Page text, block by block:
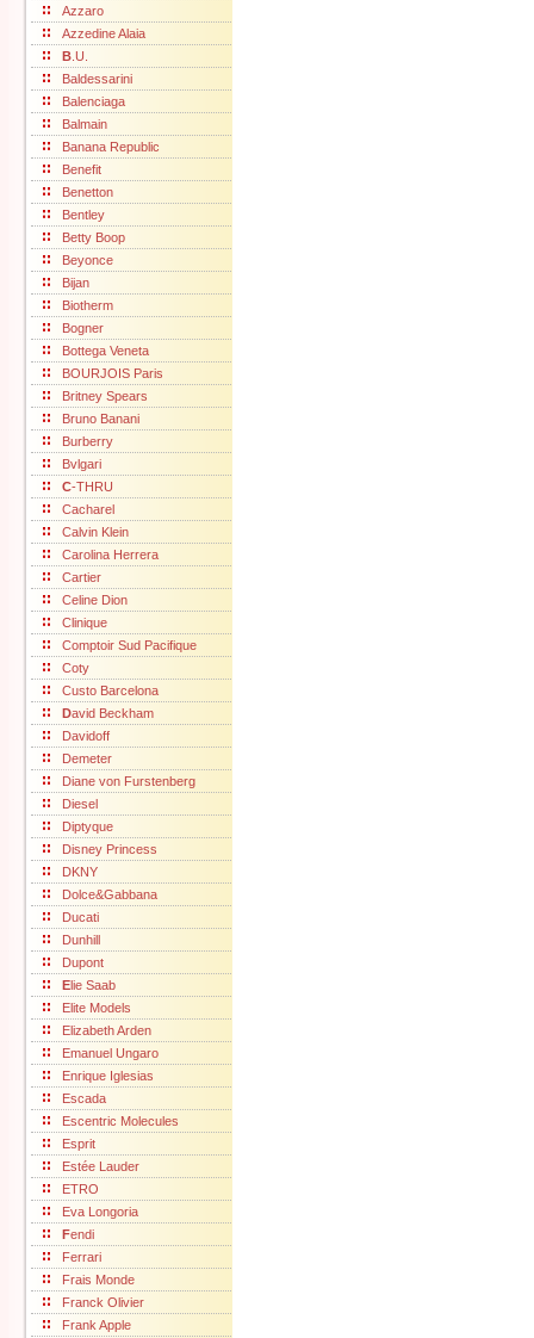
Azzaro
Azzedine Alaia
B .U.
Baldessarini
Balenciaga
Balmain
Banana Republic
Benefit
Benetton
Bentley
Betty Boop
Beyonce
Bijan
Biotherm
Bogner
Bottega Veneta
BOURJOIS Paris
Britney Spears
Bruno Banani
Burberry
Bvlgari
C-THRU
Cacharel
Calvin Klein
Carolina Herrera
Cartier
Celine Dion
Clinique
Comptoir Sud Pacifique
Coty
Custo Barcelona
David Beckham
Davidoff
Demeter
Diane von Furstenberg
Diesel
Diptyque
Disney Princess
DKNY
Dolce&Gabbana
Ducati
Dunhill
Dupont
Elie Saab
Elite Models
Elizabeth Arden
Emanuel Ungaro
Enrique Iglesias
Escada
Escentric Molecules
Esprit
Estée Lauder
ETRO
Eva Longoria
Fendi
Ferrari
Frais Monde
Franck Olivier
Frank Apple